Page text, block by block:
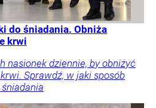
do śniadania. Obniża
krwi
nasionek dziennie, by obniżyć
Sprawdź, w jaki sposób